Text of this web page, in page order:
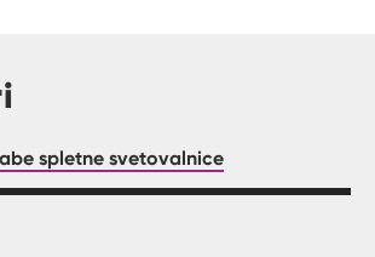
spletne svetovalnice
zastaviš vprašanje